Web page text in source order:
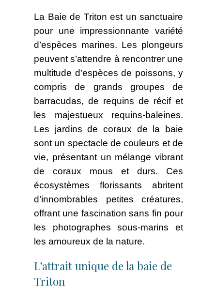
La Baie de Triton est un sanctuaire
pour une impressionnante variété
d’espèces marines. Les plongeurs
peuvent s’attendre à rencontrer une
multitude d’espèces de poissons, y
compris de grands groupes de
barracudas, de requins de récif et
les majestueux requins-baleines.
Les jardins de coraux de la baie
sont un spectacle de couleurs et de
vie, présentant un mélange vibrant
de coraux mous et durs. Ces
écosystèmes florissants abritent
d’innombrables petites créatures,
offrant une fascination sans fin pour
les photographes sous-marins et
les amoureux de la nature.
L’attrait unique de la baie de
Triton